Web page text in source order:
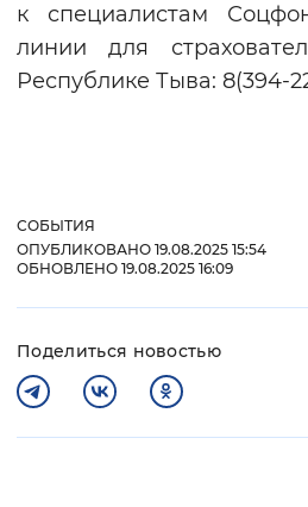
к специалистам
линии для
Республике Тыва: 8(394-
СОБЫТИЯ
ОПУБЛИКОВАНО 19.08.2025 15:54
ОБНОВЛЕНО 19.08.2025 16:09
Поделиться новостью